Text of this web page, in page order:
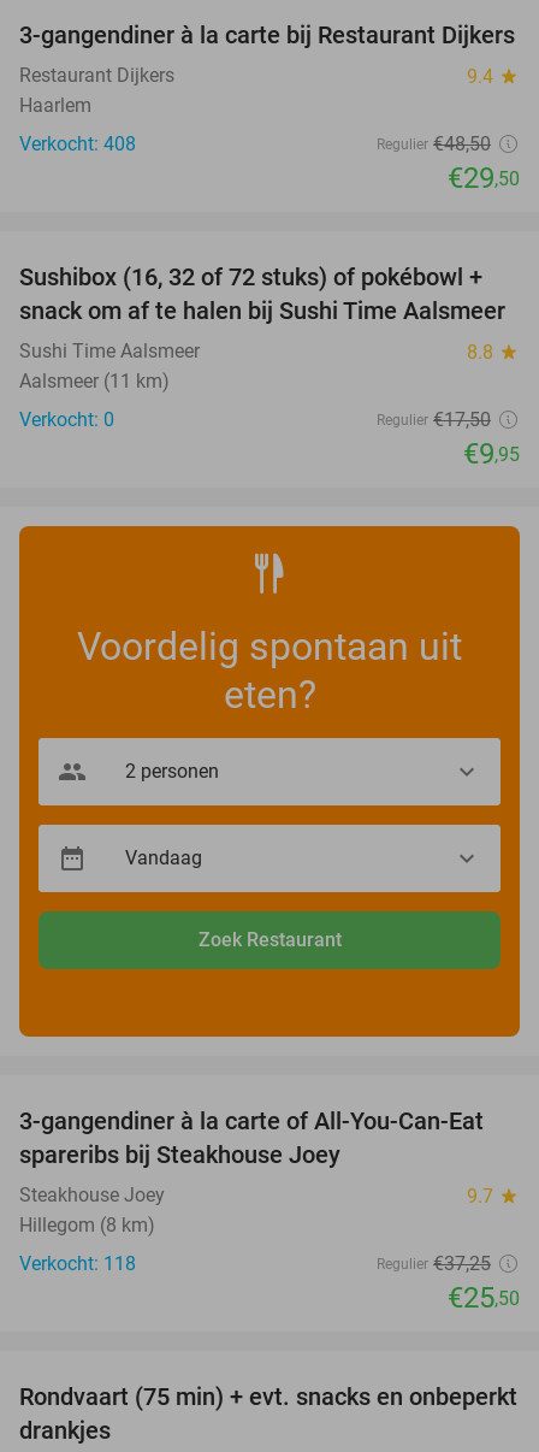
39%
3-gangendiner à la carte bij Restaurant Dijkers
Restaurant Dijkers 9.4 star
Haarlem
Verkocht: 408
Regulier €48,50
€29,50
43%
TODAY
Sushibox (16, 32 of 72 stuks) of pokébowl +
snack om af te halen bij Sushi Time Aalsmeer
Sushi Time Aalsmeer 8.8 star
Aalsmeer (11 km)
Verkocht: 0
Regulier €17,50
€9,95
Voordelig spontaan uit
eten?
Zoek Restaurant
32%
3-gangendiner à la carte of All-You-Can-Eat
spareribs bij Steakhouse Joey
Steakhouse Joey 9.7 star
Hillegom (8 km)
Verkocht: 118
Regulier €37,25
€25,50
50%
Rondvaart (75 min) + evt. snacks en onbeperkt
drankjes